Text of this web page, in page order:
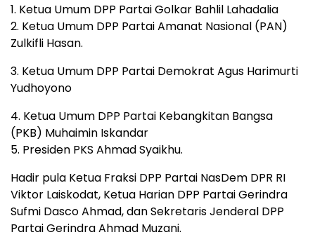
1. Ketua Umum DPP Partai Golkar Bahlil Lahadalia
2. Ketua Umum DPP Partai Amanat Nasional (PAN)
Zulkifli Hasan.
3. Ketua Umum DPP Partai Demokrat Agus Harimurti
Yudhoyono
4. Ketua Umum DPP Partai Kebangkitan Bangsa
(PKB) Muhaimin Iskandar
5. Presiden PKS Ahmad Syaikhu.
Hadir pula Ketua Fraksi DPP Partai NasDem DPR RI
Viktor Laiskodat, Ketua Harian DPP Partai Gerindra
Sufmi Dasco Ahmad, dan Sekretaris Jenderal DPP
Partai Gerindra Ahmad Muzani.